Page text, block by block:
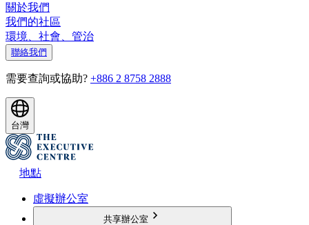
關於我們
我們的社區
環境、社會、管治
聯絡我們
需要查詢或協助? +886 2 8758 2888
台灣
地點
虛擬辦公室
共享辦公室